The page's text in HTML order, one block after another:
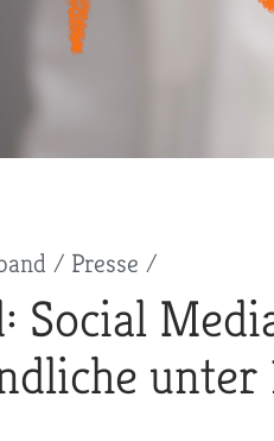
Presse
Social
unter